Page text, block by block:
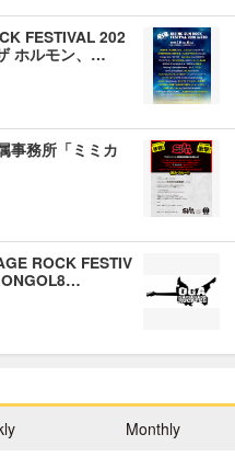
FESTIVAL 202
ホルモン、…
事務所「ミミカ
ROCK FESTIV
Monthly